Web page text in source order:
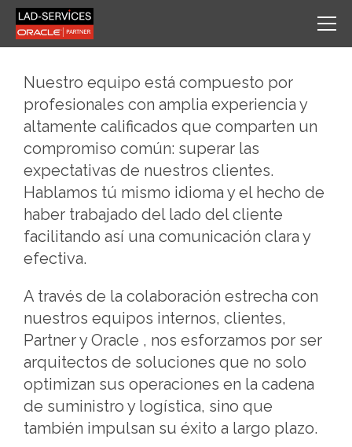
Nuestro equipo está compuesto por
profesionales con amplia experiencia y
altamente calificados que comparten un
compromiso común: superar las
expectativas de nuestros clientes.
Hablamos tú mismo idioma y el hecho de
haber trabajado del lado del cliente
facilitando así una comunicación clara y
efectiva.
A través de la colaboración estrecha con
nuestros equipos internos, clientes,
Partner y Oracle , nos esforzamos por ser
arquitectos de soluciones que no solo
optimizan sus operaciones en la cadena
de suministro y logística, sino que
también impulsan su éxito a largo plazo.